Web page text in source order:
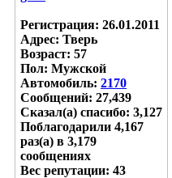
Регистрация: 26.01.2011
Адрес: Тверь
Возраст: 57
Пол: Мужской
Автомобиль: 2170
Сообщений: 27,439
Сказал(а) спасибо: 3,127
Поблагодарили 4,167
раз(а) в 3,179
сообщениях
Вес репутации: 43